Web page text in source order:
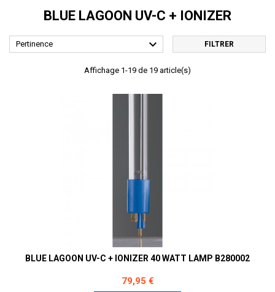
BLUE LAGOON UV-C + IONIZER
Pertinence  FILTRER
Affichage 1-19 de 19 article(s)
BLUE LAGOON UV-C + IONIZER 40 WATT LAMP B280002
Prix
79,95 €